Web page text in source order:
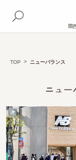
関
TOP ニューバランス
ニュー